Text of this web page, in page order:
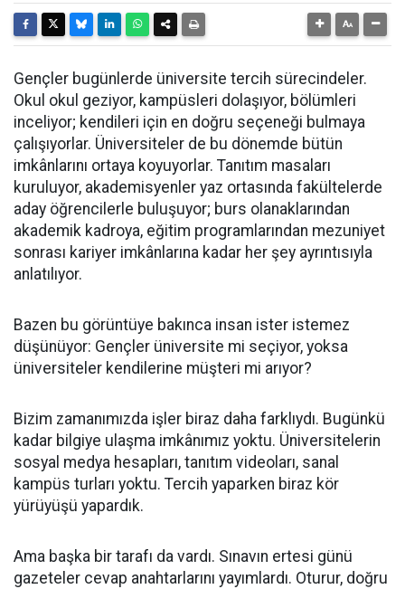
Gençler bugünlerde üniversite tercih sürecindeler.
Okul okul geziyor, kampüsleri dolaşıyor, bölümleri
inceliyor; kendileri için en doğru seçeneği bulmaya
çalışıyorlar. Üniversiteler de bu dönemde bütün
imkânlarını ortaya koyuyorlar. Tanıtım masaları
kuruluyor, akademisyenler yaz ortasında fakültelerde
aday öğrencilerle buluşuyor; burs olanaklarından
akademik kadroya, eğitim programlarından mezuniyet
sonrası kariyer imkânlarına kadar her şey ayrıntısıyla
anlatılıyor.
Bazen bu görüntüye bakınca insan ister istemez
düşünüyor: Gençler üniversite mi seçiyor, yoksa
üniversiteler kendilerine müşteri mi arıyor?
Bizim zamanımızda işler biraz daha farklıydı. Bugünkü
kadar bilgiye ulaşma imkânımız yoktu. Üniversitelerin
sosyal medya hesapları, tanıtım videoları, sanal
kampüs turları yoktu. Tercih yaparken biraz kör
yürüyüşü yapardık.
Ama başka bir tarafı da vardı. Sınavın ertesi günü
gazeteler cevap anahtarlarını yayımlardı. Oturur, doğru